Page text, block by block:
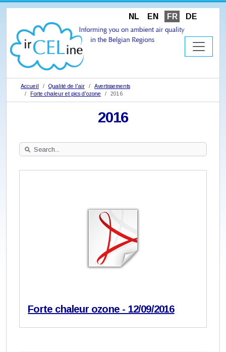
NL EN FR DE
Accueil Qualité de l'air
Avertissements
Forte chaleur et pics d'ozone
2016
2016
Search
Site
Forte chaleur ozone - 12/09/2016